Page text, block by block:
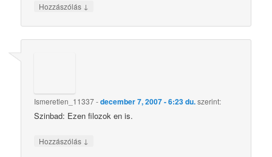
Hozzászólás ↓
Ismeretlen_11337-december 7, 2007 - 6:23 du.szerint:
Szinbad: Ezen filozok en is.
Hozzászólás ↓